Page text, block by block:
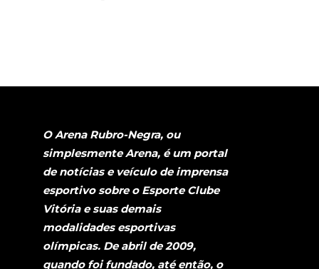
O Arena Rubro-Negra, ou
simplesmente Arena, é um portal
de notícias e veículo de imprensa
esportivo sobre o Esporte Clube
Vitória e suas demais
modalidades esportivas
olímpicas. De abril de 2009,
quando foi fundado, até então, o